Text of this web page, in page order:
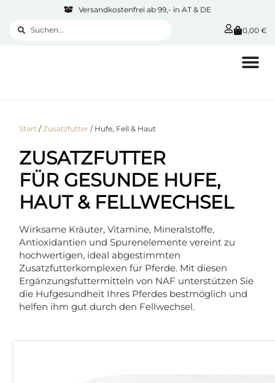
Versandkostenfrei ab 99,- in AT & DE
0,00 €
Start / Zusatzfutter / Hufe, Fell & Haut
ZUSATZFUTTER
FÜR GESUNDE HUFE,
HAUT & FELLWECHSEL
Wirksame Kräuter, Vitamine, Mineralstoffe,
Antioxidantien und Spurenelemente vereint zu
hochwertigen, ideal abgestimmten
Zusatzfutterkomplexen für Pferde. Mit diesen
Ergänzungsfuttermitteln von NAF unterstützen Sie
die Hufgesundheit Ihres Pferdes bestmöglich und
helfen ihm gut durch den Fellwechsel.